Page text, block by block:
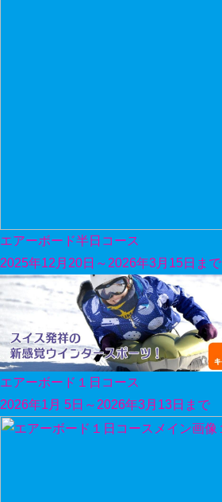
エアーボード半日コース
2025年12月20日～2026年3月15日まで
エアーボード１日コース
2026年1月 5日～2026年3月13日まで